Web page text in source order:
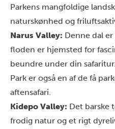
Parkens mangfoldige
naturskønhed og
Narus Valley: Denne dal
floden er hjemsted for
beundre under din
Park er også en af de få
aftensafari.
Kidepo Valley: Det barske
frodig natur og et rigt